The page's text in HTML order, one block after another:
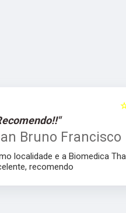
Bruno Francisco
localidade e a Biomedica
recomendo